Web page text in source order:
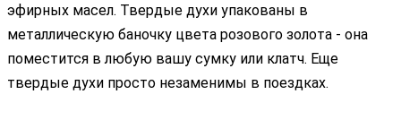
эфирных масел. Твердые духи упакованы в
металлическую баночку цвета розового золота - она
поместится в любую вашу сумку или клатч. Еще
твердые духи просто незаменимы в поездках.